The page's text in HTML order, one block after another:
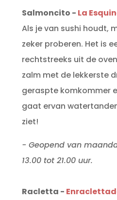
Salmoncito - La
Als je van sushi houdt,
zeker proberen. Het is
rechtstreeks uit de
zalm met de lekkerste
geraspte komkommer
gaat ervan
ziet!
- Geopend van
13.00 tot 21.00 uur.
Racletta -